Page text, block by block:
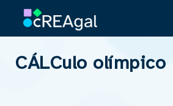
Saltar
CÁLCulo olímpico